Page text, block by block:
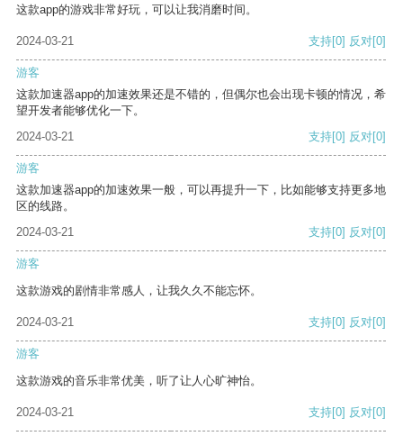
这款app的游戏非常好玩，可以让我消磨时间。
2024-03-21 支持[0] 反对[0]
游客
这款加速器app的加速效果还是不错的，但偶尔也会出现卡顿的情况，希
望开发者能够优化一下。
2024-03-21
支持[0] 反对[0]
游客
这款加速器app的加速效果一般，可以再提升一下，比如能够支持更多地
区的线路。
2024-03-21
支持[0] 反对[0]
游客
这款游戏的剧情非常感人，让我久久不能忘怀。
2024-03-21 支持[0] 反对[0]
游客
这款游戏的音乐非常优美，听了让人心旷神怡。
2024-03-21 支持[0] 反对[0]